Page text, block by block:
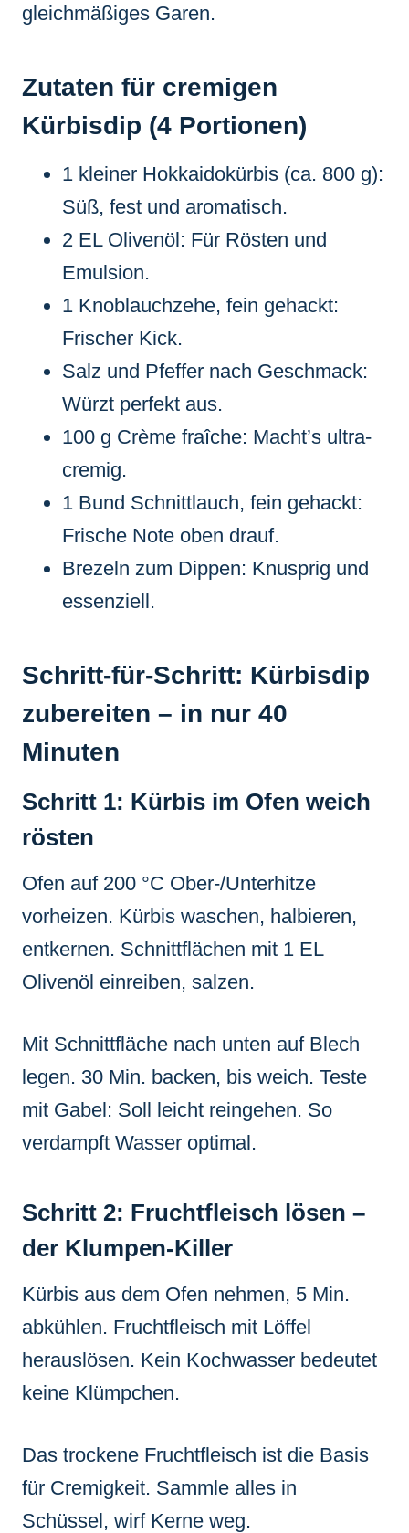
gleichmäßiges Garen.
Zutaten für cremigen
Kürbisdip (4 Portionen)
1 kleiner Hokkaidokürbis (ca. 800 g):
Süß, fest und aromatisch.
2 EL Olivenöl: Für Rösten und
Emulsion.
1 Knoblauchzehe, fein gehackt:
Frischer Kick.
Salz und Pfeffer nach Geschmack:
Würzt perfekt aus.
100 g Crème fraîche: Macht’s ultra-
cremig.
1 Bund Schnittlauch, fein gehackt:
Frische Note oben drauf.
Brezeln zum Dippen: Knusprig und
essenziell.
Schritt-für-Schritt: Kürbisdip
zubereiten – in nur 40
Minuten
Schritt 1: Kürbis im Ofen weich
rösten
Ofen auf 200 °C Ober-/Unterhitze
vorheizen. Kürbis waschen, halbieren,
entkernen. Schnittflächen mit 1 EL
Olivenöl einreiben, salzen.
Mit Schnittfläche nach unten auf Blech
legen. 30 Min. backen, bis weich. Teste
mit Gabel: Soll leicht reingehen. So
verdampft Wasser optimal.
Schritt 2: Fruchtfleisch lösen –
der Klumpen-Killer
Kürbis aus dem Ofen nehmen, 5 Min.
abkühlen. Fruchtfleisch mit Löffel
herauslösen. Kein Kochwasser bedeutet
keine Klümpchen.
Das trockene Fruchtfleisch ist die Basis
für Cremigkeit. Sammle alles in
Schüssel, wirf Kerne weg.